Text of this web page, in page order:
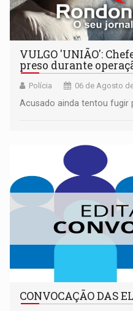
VULGO 'UNIÃO':
preso durante
Polícia 06 de Agosto
Acusado ainda tentou fugir
CONVOCAÇÃO DAS